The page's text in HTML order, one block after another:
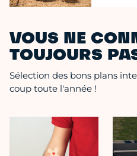
VOUS NE
TOUJOURS
Sélection des bons plans
coup toute l'année !